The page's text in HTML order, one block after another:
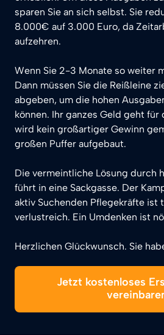
sparen Sie an sich selbst. Sie
8.000€ auf 3.000 Euro, da
aufzehren.
Wenn Sie 2-3 Monate so weiter
Dann müssen Sie die Reißleine
abgeben, um die hohen
können. Ihr ganzes Geld geht für
wird kein großartiger Gewinn
großen Puffer aufgebaut.
Die vermeintliche Lösung durch
führt in eine Sackgasse. Der
aktiv Suchenden Pflegekräfte ist
verlustreich. Ein Umdenken ist
Herzlichen Glückwunsch. Sie
Jetzt kostenloses